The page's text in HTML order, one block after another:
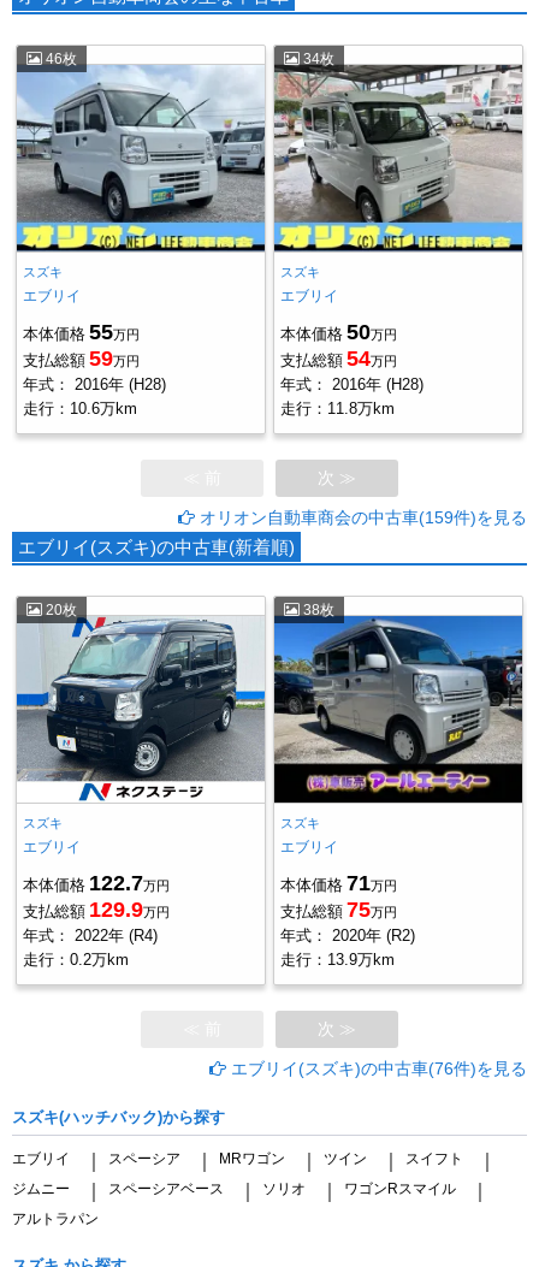
46枚
スズキ
エブリイ
本体価格 55万円
支払総額 59万円
年式：
2016年 (H28)
走行： 10.6万km
34枚
スズキ
エブリイ
本体価格 50万円
支払総額 54万円
年式：
2016年 (H28)
走行： 11.8万km
次 ≫
オリオン自動車商会の中古車(159件)を見る
エブリイ(スズキ)の中古車(新着順)
20枚
スズキ
エブリイ
本体価格 122.7万円
支払総額 129.9万円
年式：
2022年 (R4)
走行： 0.2万km
38枚
スズキ
エブリイ
本体価格 71万円
支払総額 75万円
年式：
2020年 (R2)
走行： 13.9万km
次 ≫
エブリイ(スズキ)の中古車(76件)を見る
スズキ(ハッチバック)から探す
エブリイ スペーシア MRワゴン ツイン スイフト
ジムニー スペーシアベース ソリオ ワゴンRスマイル
アルトラパン